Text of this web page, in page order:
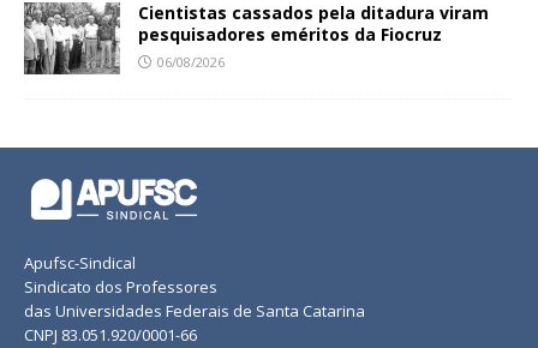
Cientistas cassados pela ditadura viram
pesquisadores eméritos da Fiocruz
06/08/2026
Apufsc-Sindical
Sindicato dos Professores
das Universidades Federais de Santa Catarina
CNPJ 83.051.920/0001-66